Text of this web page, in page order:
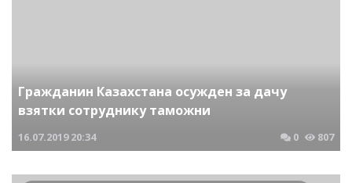
Гражданин Казахстана осужден за дачу
взятки сотруднику таможни
16.07.2019 20:34 0 807